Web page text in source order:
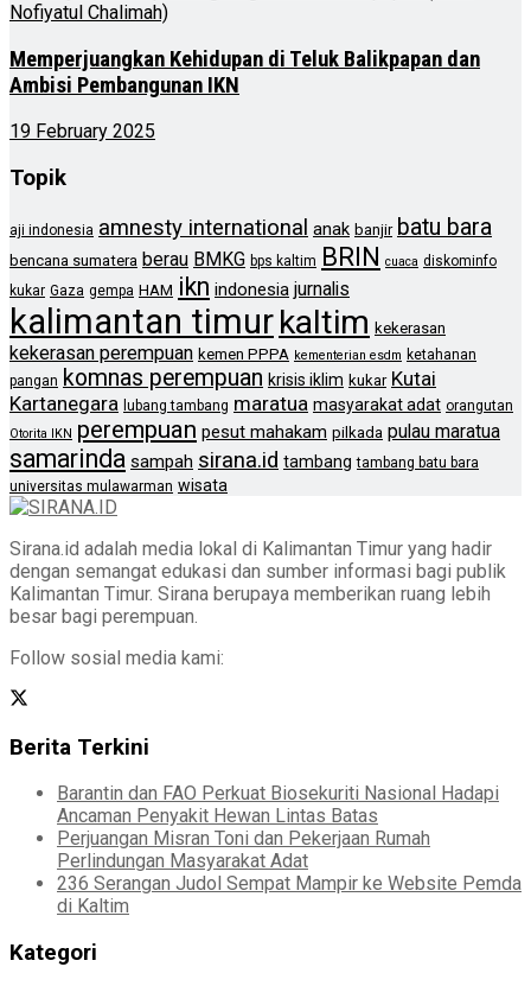
Memperjuangkan Kehidupan di Teluk Balikpapan dan
Ambisi Pembangunan IKN
19 February 2025
Topik
aji indonesia amnesty international anak banjir batu bara
bencana sumatera berau BMKG bps kaltim BRIN cuaca diskominfo
kukar Gaza gempa HAM ikn indonesia jurnalis
kalimantan timurkaltim kekerasan
kekerasan perempuan kemen PPPA kementerian esdm ketahanan
pangan komnas perempuan krisis iklim kukar Kutai
Kartanegara lubang tambang maratua masyarakat adat orangutan
Otorita IKN perempuan pesut mahakam pilkada pulau maratua
samarinda sampah sirana.id tambang tambang batu bara
universitas mulawarman wisata
Sirana.id adalah media lokal di Kalimantan Timur yang hadir
dengan semangat edukasi dan sumber informasi bagi publik
Kalimantan Timur. Sirana berupaya memberikan ruang lebih
besar bagi perempuan.
Follow sosial media kami:
Berita Terkini
Barantin dan FAO Perkuat Biosekuriti Nasional Hadapi
Ancaman Penyakit Hewan Lintas Batas
Perjuangan Misran Toni dan Pekerjaan Rumah
Perlindungan Masyarakat Adat
236 Serangan Judol Sempat Mampir ke Website Pemda
di Kaltim
Kategori